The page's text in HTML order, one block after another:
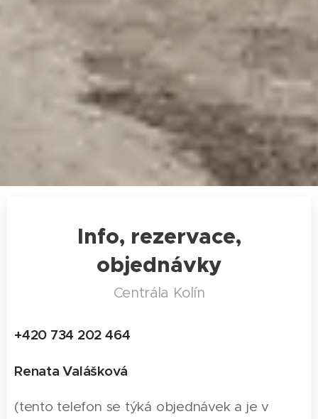
Info, rezervace,
objednávky
Centrála Kolín
+420 734 202 464
Renata Valášková
(tento telefon se týká objednávek a je v